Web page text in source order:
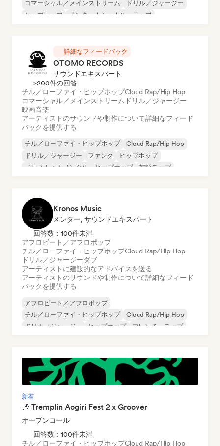
コマーシャル／メインストリーム
ドリル／ジャージー
ヒップホップ
インターナショナル・ラップ
詳細なフィードバック
OTOMO RECORDS
サウンドエキスパート
>200件の回答
チル／ローファイ・ヒップホップCloud Rap/Hip Hop
コマーシャル／メインストリーム ドリル／ジャージー
映画音楽
アーティストのサウンドや制作について詳細なフィード
バックを提供する
チル／ローファイ・ヒップホップ
Cloud Rap/Hip Hop
ドリル／ジャージー
ファンク
ヒップホップ
インストゥルメンタル・ヒップホップ
英語ラップ
Kronos Music
メンター, サウンドエキスパート
回答数：100件未満
アフロビート／アフロポップ
チル／ローファイ・ヒップホップCloud Rap/Hip Hop
ドリル／ジャージーダブ
アーティストに建設的なアドバイスを送る
アーティストのサウンドや制作について詳細なフィード
バックを提供する
アフロビート／アフロポップ
チル／ローファイ・ヒップホップ
Cloud Rap/Hip Hop
ドリル／ジャージー
ヒップホップ
フレンチ・ラップ
新着
🎶 Tremplin Aogiri Fest 2 x Groover
オープンコール
回答数：100件未満
チル／ローファイ・ヒップホップCloud Rap/Hip Hop